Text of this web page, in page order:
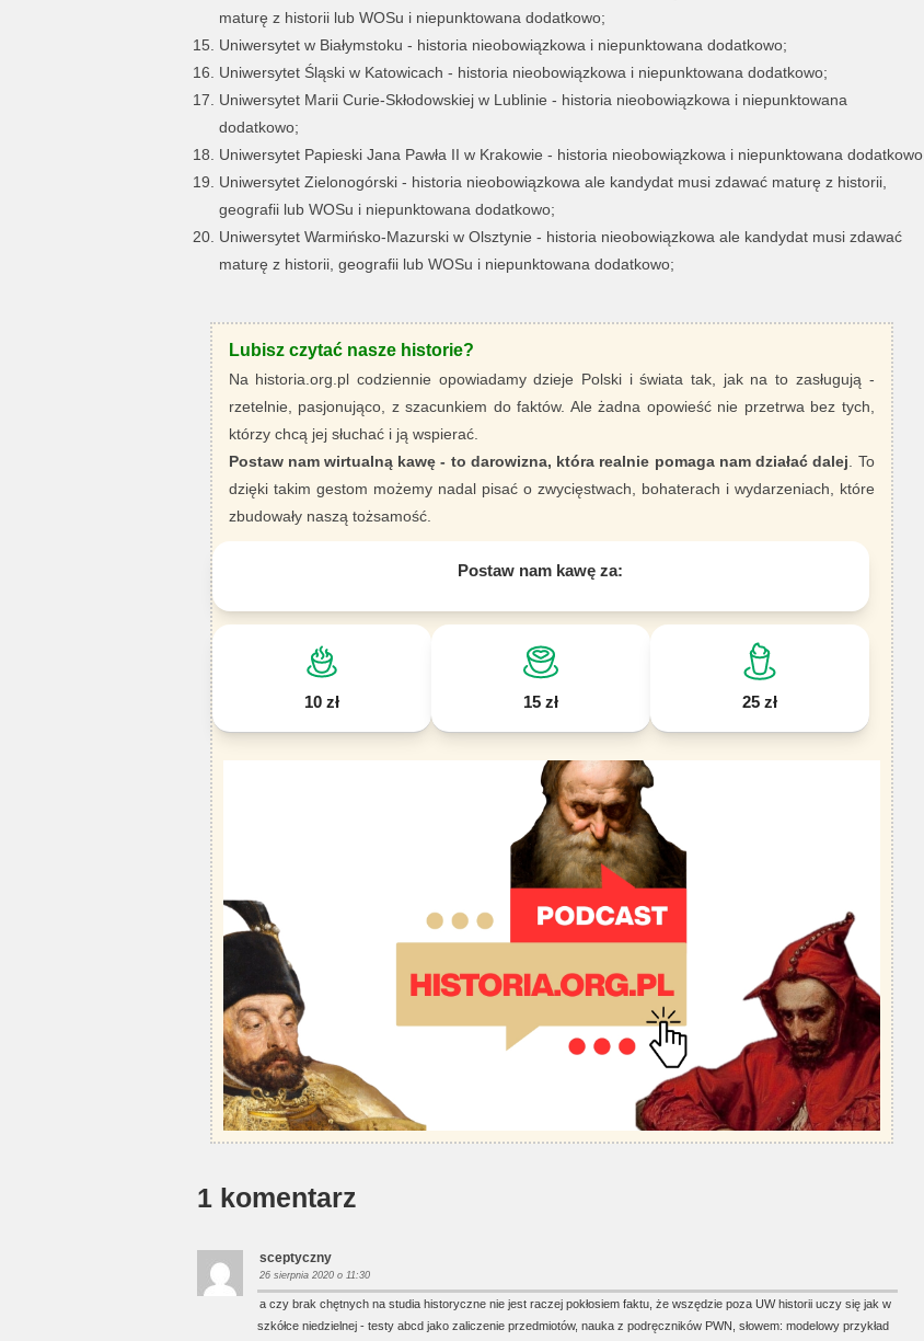
maturę z historii lub WOSu i niepunktowana dodatkowo;
Uniwersytet w Białymstoku - historia nieobowiązkowa i niepunktowana dodatkowo;
Uniwersytet Śląski w Katowicach - historia nieobowiązkowa i niepunktowana dodatkowo;
Uniwersytet Marii Curie-Skłodowskiej w Lublinie - historia nieobowiązkowa i niepunktowana
dodatkowo;
Uniwersytet Papieski Jana Pawła II w Krakowie - historia nieobowiązkowa i niepunktowana dodatkowo.
Uniwersytet Zielonogórski - historia nieobowiązkowa ale kandydat musi zdawać maturę z historii,
geografii lub WOSu i niepunktowana dodatkowo;
Uniwersytet Warmińsko-Mazurski w Olsztynie - historia nieobowiązkowa ale kandydat musi zdawać
maturę z historii, geografii lub WOSu i niepunktowana dodatkowo;
Lubisz czytać nasze historie?
Na historia.org.pl codziennie opowiadamy dzieje Polski i świata tak, jak na to zasługują -
rzetelnie, pasjonująco, z szacunkiem do faktów. Ale żadna opowieść nie przetrwa bez tych,
którzy chcą jej słuchać i ją wspierać.
Postaw nam wirtualną kawę - to darowizna, która realnie pomaga nam działać dalej . To
dzięki takim gestom możemy nadal pisać o zwycięstwach, bohaterach i wydarzeniach, które
zbudowały naszą tożsamość.
Postaw nam kawę za:
10 zł 15 zł 25 zł
1 komentarz
sceptyczny
26 sierpnia 2020 o 11:30
a czy brak chętnych na studia historyczne nie jest raczej pokłosiem faktu, że wszędzie poza UW historii uczy się jak w
szkółce niedzielnej - testy abcd jako zaliczenie przedmiotów, nauka z podręczników PWN, słowem: modelowy przykład